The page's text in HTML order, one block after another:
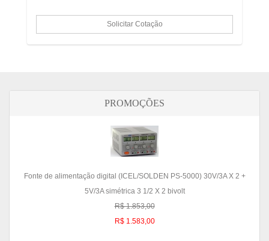
PROMOÇÕES
Fonte de alimentação digital (ICEL/SOLDEN PS-5000) 30V/3A X 2 +
5V/3A simétrica 3 1/2 X 2 bivolt
R$ 1.853,00
R$ 1.583,00